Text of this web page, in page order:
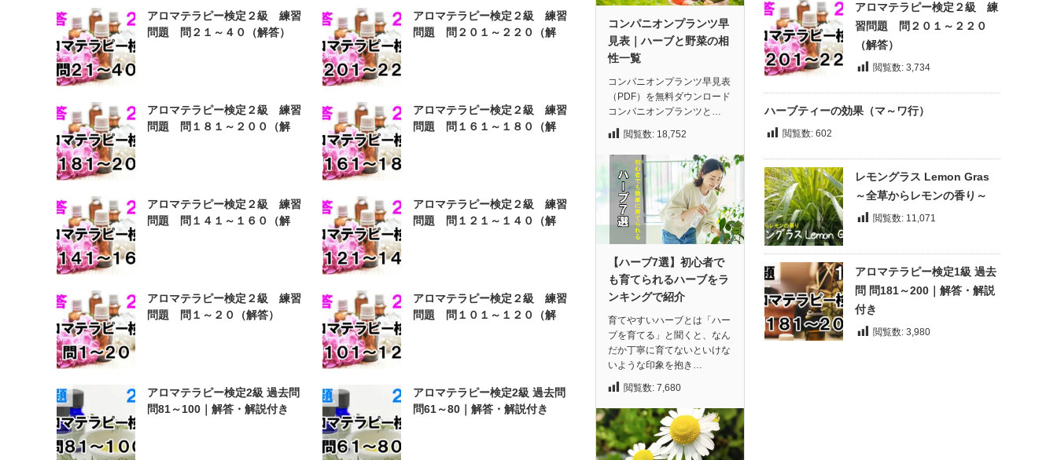
アロマテラピー検定２級 練習
問題 問２１～４０（解答）
アロマテラピー検定２級 練習
問題 問２０１～２２０（解
アロマテラピー検定２級 練習
問題 問１８１～２００（解
アロマテラピー検定２級 練習
問題 問１６１～１８０（解
アロマテラピー検定２級 練習
問題 問１４１～１６０（解
アロマテラピー検定２級 練習
問題 問１２１～１４０（解
アロマテラピー検定２級 練習
問題 問１～２０（解答）
アロマテラピー検定２級 練習
問題 問１０１～１２０（解
アロマテラピー検定2級 過去問
問81～100｜解答・解説付き
アロマテラピー検定2級 過去問
問61～80｜解答・解説付き
コンパニオンプランツ早
見表｜ハーブと野菜の相
性一覧
コンパニオンプランツ早見表
（PDF）を無料ダウンロード
コンパニオンプランツと…
閲覧数: 18,752
【ハーブ7選】初心者で
も育てられるハーブをラ
ンキングで紹介
育てやすいハーブとは「ハー
ブを育てる」と聞くと、なん
だか丁寧に育てないといけな
いような印象を抱き…
閲覧数: 7,680
アロマテラピー検定２級 練
習問題 問２０１～２２０
（解答）
閲覧数: 3,734
ハーブティーの効果（マ～ワ行）
閲覧数: 602
レモングラス Lemon Gras
～全草からレモンの香り～
閲覧数: 11,071
アロマテラピー検定1級 過去
問 問181～200｜解答・解説
付き
閲覧数: 3,980